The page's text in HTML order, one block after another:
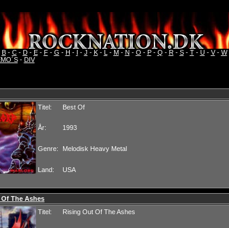
B- C- D- E- F- G - H - I - J - K- L - M- N - O - P- Q - R- S- T- U- V- W
- DIV
Titel:
Best Of
År: 1993
Genre: Melodisk Heavy Metal
Land: USA
The Ashes
Titel:
Rising Out Of The Ashes